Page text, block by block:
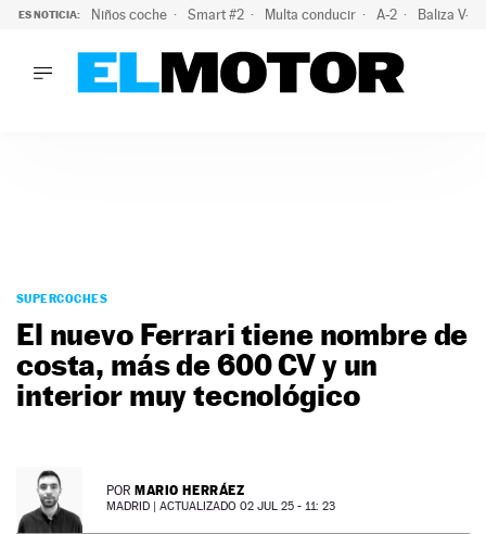
ES NOTICIA: Niños coche Smart #2 Multa conducir A-2 Baliza V-
PODCAST
MOTOS
TECNOLOGÍA
SUPERCOCHES
SERVICIOS
NEWSLETTER
SUPERCOCHES
El nuevo Ferrari tiene nombre de
costa, más de 600 CV y un
interior muy tecnológico
POR MARIO HERRÁEZ
MADRID | ACTUALIZADO 02 JUL 25 - 11: 23